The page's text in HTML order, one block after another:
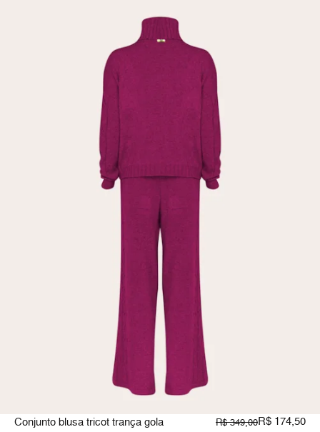
Conjunto blusa tricot trança gola
R$ 349,00R$ 174,50